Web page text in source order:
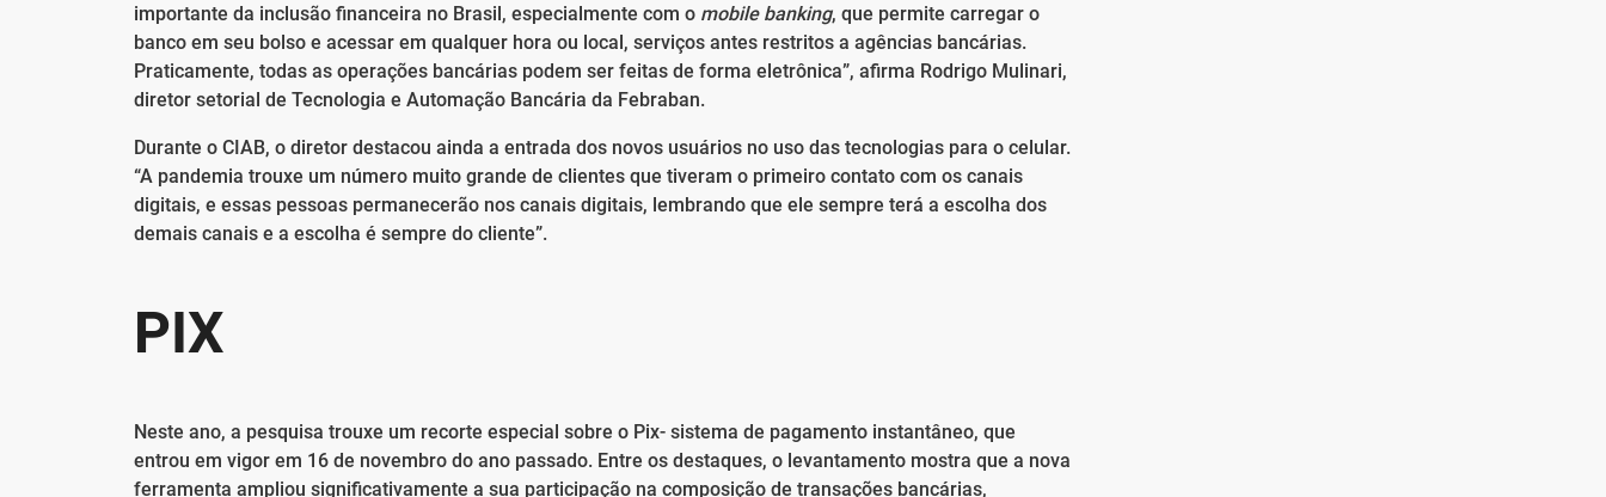
importante da inclusão financeira no Brasil, especialmente com o mobile banking, que permite carregar o
banco em seu bolso e acessar em qualquer hora ou local, serviços antes restritos a agências bancárias.
Praticamente, todas as operações bancárias podem ser feitas de forma eletrônica”, afirma Rodrigo Mulinari,
diretor setorial de Tecnologia e Automação Bancária da Febraban.
Durante o CIAB, o diretor destacou ainda a entrada dos novos usuários no uso das tecnologias para o celular.
“A pandemia trouxe um número muito grande de clientes que tiveram o primeiro contato com os canais
digitais, e essas pessoas permanecerão nos canais digitais, lembrando que ele sempre terá a escolha dos
demais canais e a escolha é sempre do cliente”.
PIX
Neste ano, a pesquisa trouxe um recorte especial sobre o Pix- sistema de pagamento instantâneo, que
entrou em vigor em 16 de novembro do ano passado. Entre os destaques, o levantamento mostra que a nova
ferramenta ampliou significativamente a sua participação na composição de transações bancárias,